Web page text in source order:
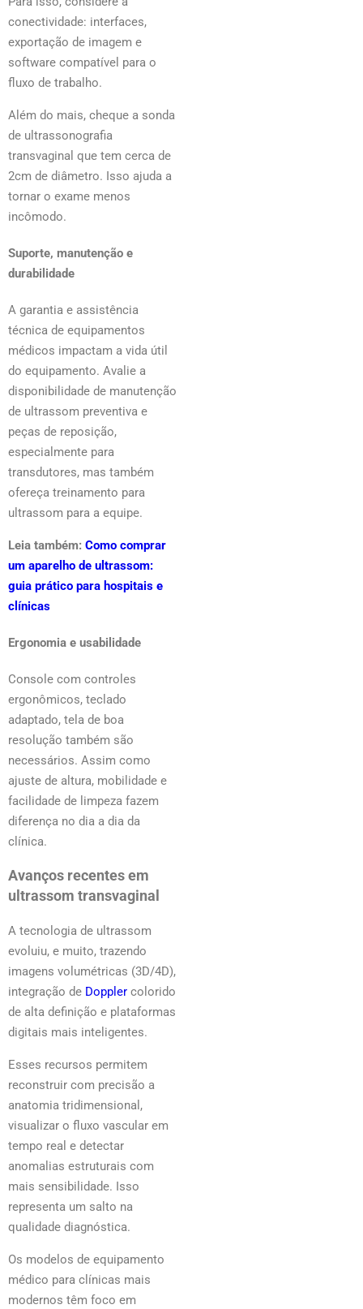
conectividade: interfaces,
exportação de imagem e
software compatível para o
fluxo de trabalho.
Além do mais, cheque a sonda
de ultrassonografia
transvaginal que tem cerca de
2cm de diâmetro. Isso ajuda a
tornar o exame menos
incômodo.
Suporte, manutenção e
durabilidade
A garantia e assistência
técnica de equipamentos
médicos impactam a vida útil
do equipamento. Avalie a
disponibilidade de manutenção
de ultrassom preventiva e
peças de reposição,
especialmente para
transdutores, mas também
ofereça treinamento para
ultrassom para a equipe.
Leia também: Como comprar
um aparelho de ultrassom:
guia prático para hospitais e
clínicas
Ergonomia e usabilidade
Console com controles
ergonômicos, teclado
adaptado, tela de boa
resolução também são
necessários. Assim como
ajuste de altura, mobilidade e
facilidade de limpeza fazem
diferença no dia a dia da
clínica.
Avanços recentes em
ultrassom transvaginal
A tecnologia de ultrassom
evoluiu, e muito, trazendo
imagens volumétricas (3D/4D),
integração de Doppler colorido
de alta definição e plataformas
digitais mais inteligentes.
Esses recursos permitem
reconstruir com precisão a
anatomia tridimensional,
visualizar o fluxo vascular em
tempo real e detectar
anomalias estruturais com
mais sensibilidade. Isso
representa um salto na
qualidade diagnóstica.
Os modelos de equipamento
médico para clínicas mais
modernos têm foco em